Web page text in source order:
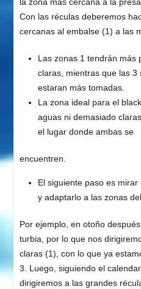
Con las réculas deberemos
cercanas al embalse (1) a las
Las zonas 1 tendrán más
claras, mientras que las
estaran más tomadas.
La zona ideal para el
aguas ni demasiado
el lugar donde ambas se
encuentren.
El siguiente paso es
y adaptarlo a las zonas
Por ejemplo, en otoño
turbia, por lo que nos
claras (1), con lo que ya
3. Luego, siguiendo el
dirigiremos a las grandes